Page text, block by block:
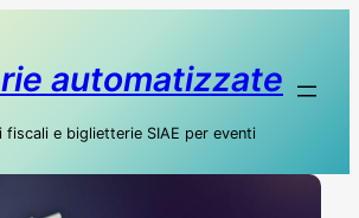
automatizzate
e biglietterie SIAE per eventi